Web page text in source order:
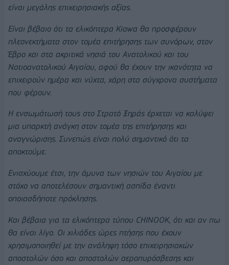
είναι μεγάλης επιχειρησιακής αξίας.
Είναι βέβαιο ότι τα ελικόπτερα Kiowa θα προσφέρουν
πλεονεκτήματα στον τομέα επιτήρησης των συνόρων, στον
Έβρο και στα ακριτικά νησιά του Ανατολικού και του
Νοτιοανατολικού Αιγαίου, αφού θα έχουν την ικανότητα να
επιχειρούν ημέρα και νύχτα, χάρη στα σύγχρονα συστήματα
που φέρουν.
Η ενσωμάτωσή τους στο Στρατό Ξηράς έρχεται να καλύψει
μια υπαρκτή ανάγκη στον τομέα της επιτήρησης και
αναγνώρισης. Συνεπώς είναι πολύ σημαντικό ότι τα
αποκτούμε.
Ενισχύουμε έτσι, την άμυνα των νησιών του Αιγαίου με
στόχο να αποτελέσουν σημαντική ασπίδα έναντι
οποιασδήποτε πρόκλησης.
Και βέβαια για τα ελικόπτερα τύπου CHINOOK, ότι και αν πω
θα είναι λίγο. Οι χιλιάδες ώρες πτήσης που έχουν
χρησιμοποιηθεί με την ανάληψη τόσο επιχειρησιακών
αποστολών όσο και αποστολών αεροπυρόσβεσης και